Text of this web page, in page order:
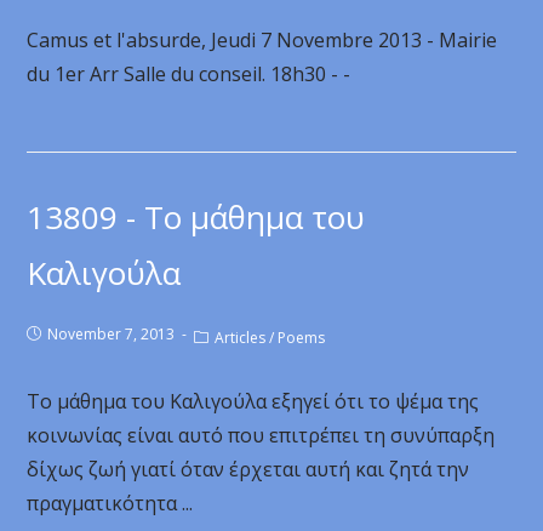
Camus et l'absurde, Jeudi 7 Novembre 2013 - Mairie
du 1er Arr Salle du conseil. 18h30 - -
13809 - Το μάθημα του
Καλιγούλα
November 7, 2013 Articles / Poems
Το μάθημα του Καλιγούλα εξηγεί ότι το ψέμα της
κοινωνίας είναι αυτό που επιτρέπει τη συνύπαρξη
δίχως ζωή γιατί όταν έρχεται αυτή και ζητά την
πραγματικότητα ...